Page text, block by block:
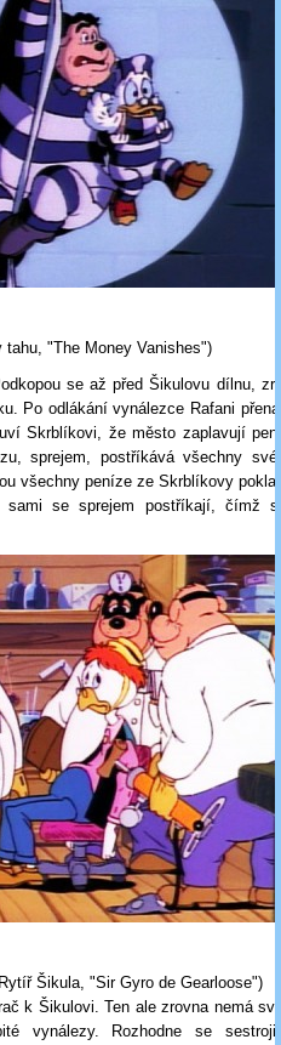
tahu, "The Money Vanishes")
se až před Šikulovu dílnu,
Po odlákání vynálezce Rafani
Skrblíkovi, že město zaplavují
sprejem, postříkává všechny
všechny peníze ze Skrblíkovy
se sprejem postříkají, čímž
Šikula, "Sir Gyro de Gearloose")
k Šikulovi. Ten ale zrovna nemá
vynálezy. Rozhodne se